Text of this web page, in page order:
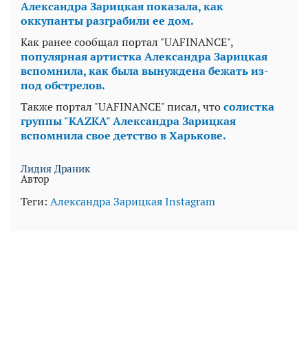
Александра Зарицкая показала, как
оккупанты разграбили ее дом.
Как ранее сообщал портал "UAFINANCE",
популярная артистка Александра Зарицкая
вспомнила, как была вынуждена бежать из-
под обстрелов.
Также портал "UAFINANCE" писал, чтосолистка
группы "KAZKA" Александра Зарицкая
вспомнила свое детство в Харькове.
Лидия Драник
Автор
Теги: Александра ЗарицкаяInstagram